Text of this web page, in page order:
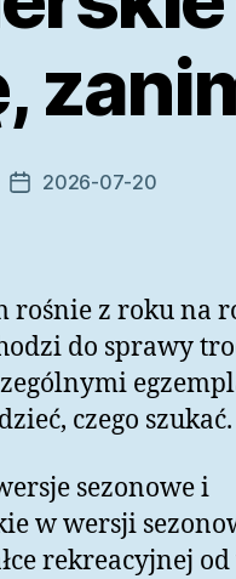
Data2026-07-20
rośnie z roku na
do sprawy
czego szukać.
sezonowe i
w wersji
rekreacyjnej